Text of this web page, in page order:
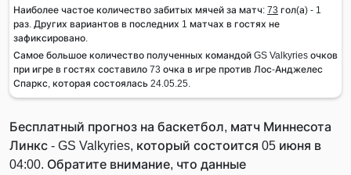
Наиболее частое количество забитых мячей за матч: 73 гол(а) - 1
раз. Других вариантов в последних 1 матчах в гостях не
зафиксировано.
Самое большое количество полученных командой GS Valkyries очков
при игре в гостях составило 73 очка в игре против Лос-Анджелес
Спаркс, которая состоялась 24.05.25.
Бесплатный прогноз на баскетбол, матч Миннесота
Линкс - GS Valkyries, который состоится 05 июня в
04:00. Обратите внимание, что данные